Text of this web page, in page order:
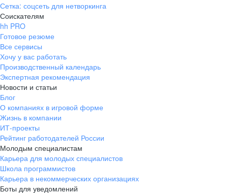
Сетка: соцсеть для нетворкинга
Соискателям
hh PRO
Готовое резюме
Все сервисы
Хочу у вас работать
Производственный календарь
Экспертная рекомендация
Новости и статьи
Блог
О компаниях в игровой форме
Жизнь в компании
ИТ-проекты
Рейтинг работодателей России
Молодым специалистам
Карьера для молодых специалистов
Школа программистов
Карьера в некоммерческих организациях
Боты для уведомлений